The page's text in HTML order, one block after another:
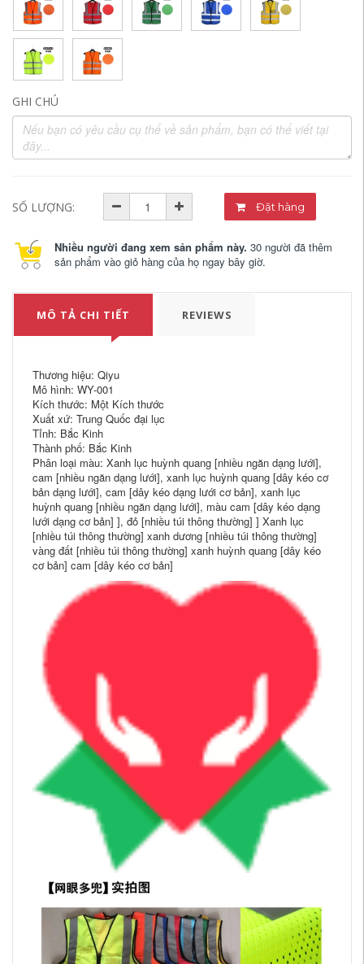
GHI CHÚ
SỐ LƯỢNG: Đặt hàng
Nhiều người đang xem sản phẩm này. 30 người đã thêm
sản phẩm vào giỏ hàng của họ ngay bây giờ.
MÔ TẢ CHI TIẾT REVIEWS
Thương hiệu: Qiyu
Mô hình: WY-001
Kích thước: Một Kích thước
Xuất xứ: Trung Quốc đại lục
Tỉnh: Bắc Kinh
Thành phố: Bắc Kinh
Phân loại màu: Xanh lục huỳnh quang [nhiều ngăn dạng lưới],
cam [nhiều ngăn dạng lưới], xanh lục huỳnh quang [dây kéo cơ
bản dạng lưới], cam [dây kéo dạng lưới cơ bản], xanh lục
huỳnh quang [nhiều ngăn dạng lưới], màu cam [dây kéo dạng
lưới dạng cơ bản] ], đỏ [nhiều túi thông thường] ] Xanh lục
[nhiều túi thông thường] xanh dương [nhiều túi thông thường]
vàng đất [nhiều túi thông thường] xanh huỳnh quang [dây kéo
cơ bản] cam [dây kéo cơ bản]